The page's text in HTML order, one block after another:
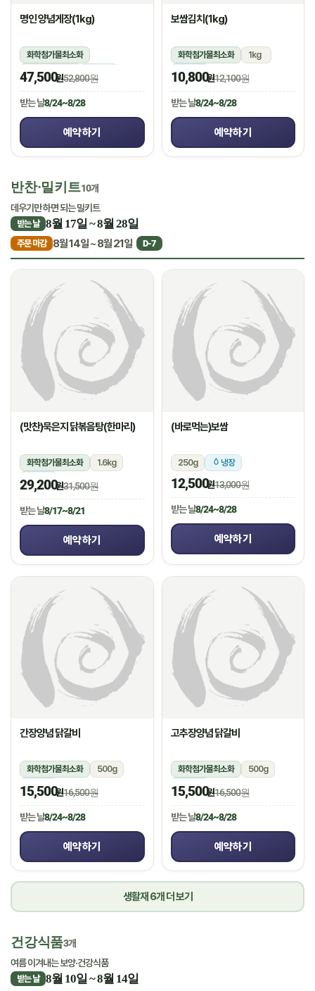
명인 양념게장(1kg)
화학첨가물최소화
1kg(5미~6미)
냉장
47,500원52,800원
받는 날8/24~8/28
예약하기
보쌈김치(1kg)
화학첨가물최소화
1kg
냉장
10,800원12,100원
받는 날8/24~8/28
예약하기
반찬·밀키트10개
데우기만 하면 되는 밀키트
받는 날 8월 17일 ~ 8월 28일
주문 마감 8월 14일 ~ 8월 21일 D-7
(맛찬)묵은지 닭볶음탕(한마리)
화학첨가물최소화
1.6kg
냉장
29,200원31,500원
받는 날8/17~8/21
예약하기
(바로먹는)보쌈
250g 냉장
12,500원13,000원
받는 날8/24~8/28
예약하기
간장양념 닭갈비
화학첨가물최소화
500g
냉장
15,500원16,500원
받는 날8/24~8/28
예약하기
고추장양념 닭갈비
화학첨가물최소화
500g
냉장
15,500원16,500원
받는 날8/24~8/28
예약하기
생활재 6개 더 보기
건강식품3개
여름 이겨내는 보양·건강식품
받는 날 8월 10일 ~ 8월 14일